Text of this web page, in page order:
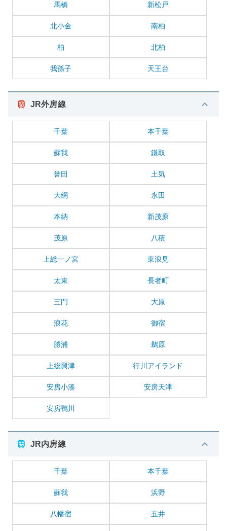
馬橋 新松戸
北小金 南柏
柏 北柏
我孫子 天王台
JR外房線
千葉 本千葉
蘇我 鎌取
誉田 土気
大網 永田
本納 新茂原
茂原 八積
上総一ノ宮 東浪見
太東 長者町
三門 大原
浪花 御宿
勝浦 鵜原
上総興津 行川アイランド
安房小湊 安房天津
安房鴨川
JR内房線
千葉 本千葉
蘇我 浜野
八幡宿 五井